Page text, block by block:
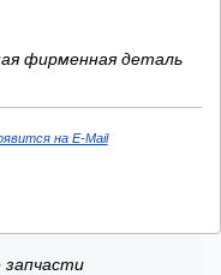
фирменная деталь
на E-Mail
запчасти